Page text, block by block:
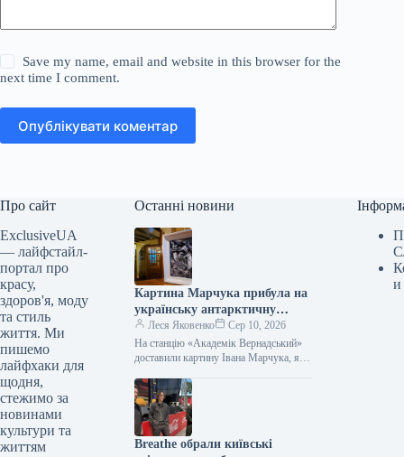
Save my name, email and website in this browser for the
next time I comment.
Опублікувати коментар
Про сайт
ExclusiveUA
— лайфстайл-
портал про
красу,
здоров'я, моду
та стиль
життя. Ми
пишемо
лайфхаки для
щодня,
стежимо за
новинами
культури та
життям
Останні новини
Картина Марчука прибула на
українську антарктичну
станцію
Леся Яковенко
Сер 10, 2026
На станцію «Академік Вернадський»
доставили картину Івана Марчука, яку
полярникам На антарктичну станцію
«Академік Вернадський» доставили
роботу…
Breathe обрали київські
и